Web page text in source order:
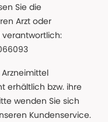
Sie die
Arzt oder
verantwortlich:
erhältlich bzw. ihre
wenden Sie sich
Kundenservice.